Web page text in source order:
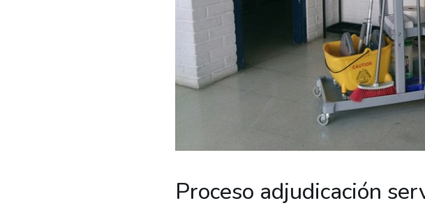
Proceso adjudicación